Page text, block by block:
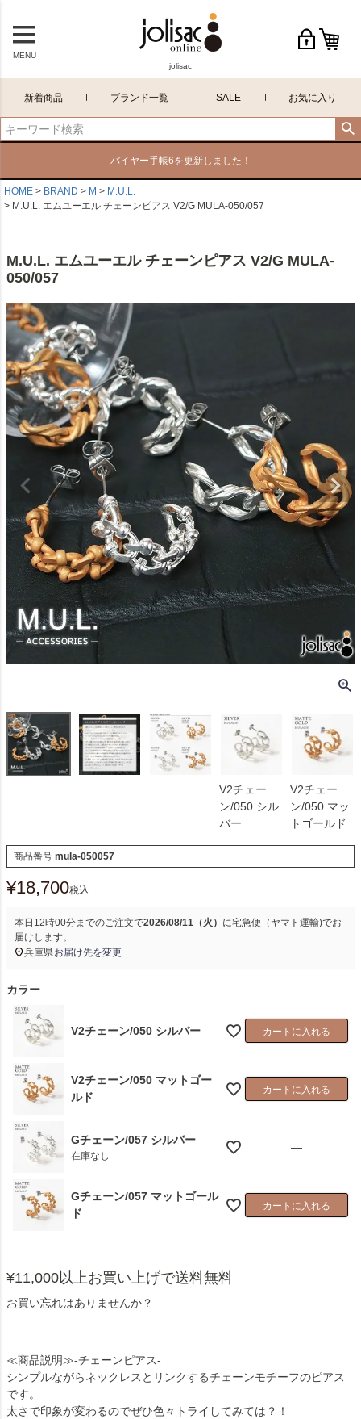
MENU
jolisac
新着商品 ブランド一覧 SALE お気に入り
バイヤー手帳6を更新しました！
HOME BRAND M
M.U.L.
M.U.L. エムユーエル チェーンピアス V2/G MULA-050/057
M.U.L. エムユーエル チェーンピアス V2/G MULA-
050/057
V2チェー
ン/050 シル
バー
V2チェー
ン/050 マッ
トゴールド
商品番号 mula-050057
¥18,700税込
本日 12時00分までのご注文で2026/08/11（火） に宅急便（ヤマト運輸)でお
届けします。
兵庫県お届け先を変更
カラー
V2チェーン/050 シルバー カートに入れる
V2チェーン/050 マットゴー
ルド
カートに入れる
Gチェーン/057 シルバー
在庫なし
—
Gチェーン/057 マットゴール
ド
カートに入れる
¥11,000以上お買い上げで送料無料
お買い忘れはありませんか？
≪商品説明≫-チェーンピアス-
シンプルながらネックレスとリンクするチェーンモチーフのピアス
です。
太さで印象が変わるのでぜひ色々トライしてみては？！